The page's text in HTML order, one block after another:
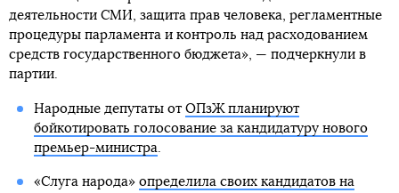
деятельности СМИ, защита прав человека, регламентные
процедуры парламента и контроль над расходованием
средств государственного бюджета», — подчеркнули в
партии.
Народные депутаты от ОПзЖ планируют
бойкотировать голосование за кандидатуру нового
премьер-министра
«Слуга народа» определила своих кандидатов на